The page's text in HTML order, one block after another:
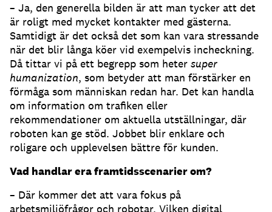
– Ja, den generella bilden är att man tycker att det
är roligt med mycket kontakter med gästerna.
Samtidigt är det också det som kan vara stressande
när det blir långa köer vid exempelvis incheckning.
Då tittar vi på ett begrepp som heter super
humanization, som betyder att man förstärker en
förmåga som människan redan har. Det kan handla
om information om trafiken eller
rekommendationer om aktuella utställningar, där
roboten kan ge stöd. Jobbet blir enklare och
roligare och upplevelsen bättre för kunden.
Vad handlar era framtidsscenarier om?
– Där kommer det att vara fokus på
arbetsmiljöfrågor och robotar. Vilken digital